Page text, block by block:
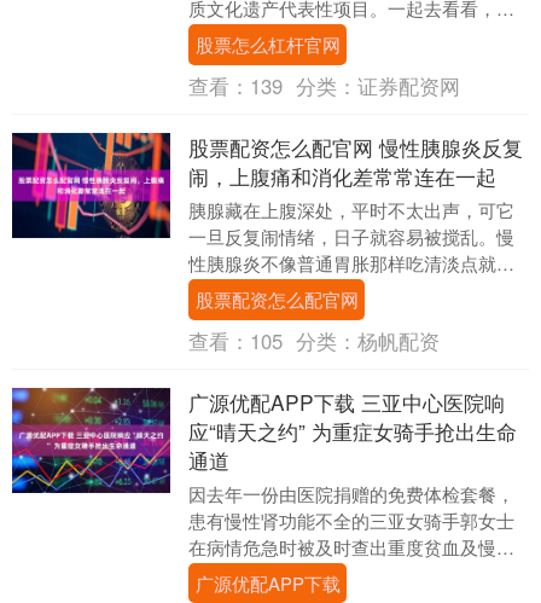
质文化遗产代表性项目。一起去看看，沙
疗究竟是怎么回事。 rr 傍晚时分，在新疆
吐鲁番的一....
股票怎么杠杆官网
查看： 139 分类： 证券配资网
股票配资怎么配官网 慢性胰腺炎反复
闹，上腹痛和消化差常常连在一起
胰腺藏在上腹深处，平时不太出声，可它
一旦反复闹情绪，日子就容易被搅乱。慢
性胰腺炎不像普通胃胀那样吃清淡点就很
快过去，它更像一台被反复烧热又降温的
机器，里面的零件....
股票配资怎么配官网
查看： 105 分类： 杨帆配资
广源优配APP下载 三亚中心医院响
应“晴天之约” 为重症女骑手抢出生命
通道
因去年一份由医院捐赠的免费体检套餐，
患有慢性肾功能不全的三亚女骑手郭女士
在病情危急时被及时查出重度贫血及慢性
肾脏病5期，经三亚中心医院(海南省第三
广源优配APP下载